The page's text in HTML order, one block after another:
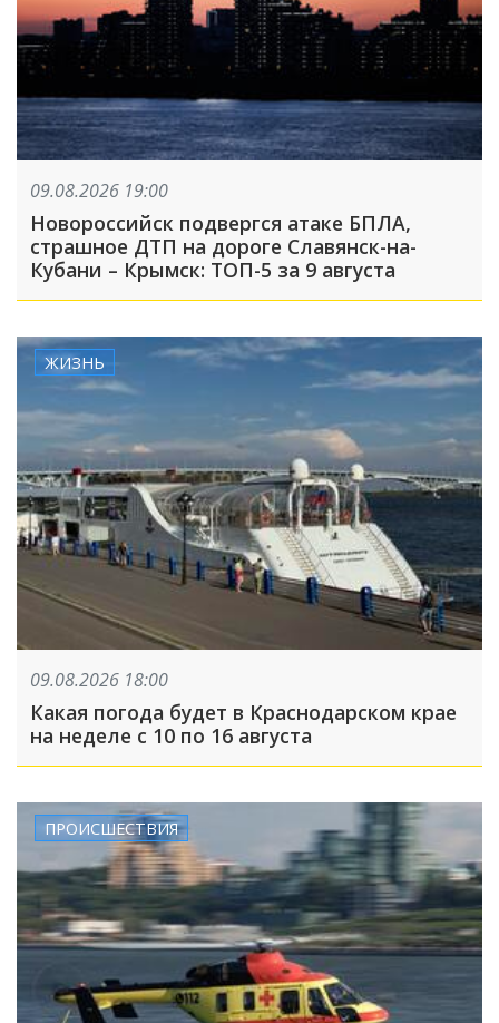
09.08.2026 19:00
Новороссийск подвергся атаке БПЛА,
страшное ДТП на дороге Славянск-на-
Кубани – Крымск: ТОП-5 за 9 августа
ЖИЗНЬ
09.08.2026 18:00
Какая погода будет в Краснодарском крае
на неделе с 10 по 16 августа
ПРОИСШЕСТВИЯ